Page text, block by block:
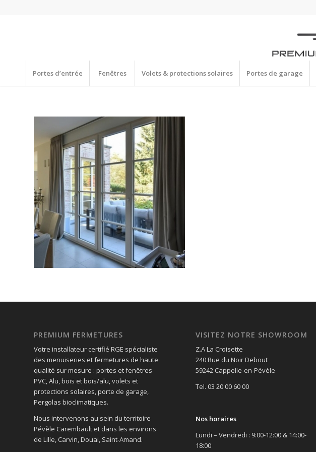
Portes d’entrée Fenêtres Volets & protections solaires Portes de garage
PREMIUM FERMETURES
Votre installateur certifié RGE spécialiste
des menuiseries et fermetures de haute
qualité sur mesure : portes et fenêtres
PVC, Alu, bois et bois/alu, volets et
protections solaires, porte de garage,
Pergolas bioclimatiques.
Nous intervenons au sein du territoire
Pévèle Carembault et dans les environs
de Lille, Carvin, Douai, Saint-Amand.
VISITEZ NOTRE SHOWROOM
Z.A La Croisette
240 Rue du Noir Debout
59242 Cappelle-en-Pévèle
Tel. 03 20 00 60 00
Nos horaires
Lundi – Vendredi : 9:00-12:00 & 14:00-
18:00